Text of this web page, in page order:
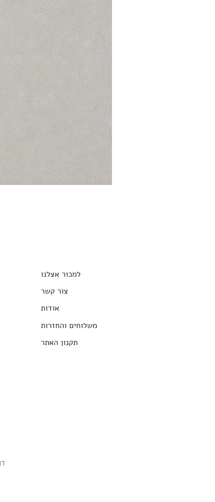
למכור אצלנו
צור קשר
אודות
משלוחים והחזרות
תקנון האתר